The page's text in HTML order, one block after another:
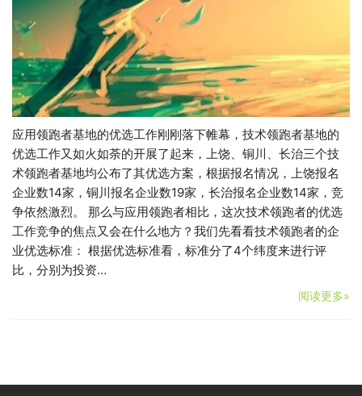
应用领跑者基地的优选工作刚刚落下帷幕，技术领跑者基地的
优选工作又如火如荼的开展了起来，上饶、铜川、长治三个技
术领跑者基地均公布了其优选方案，根据报名情况，上饶报名
企业数14家，铜川报名企业数19家，长治报名企业数14家，竞
争依然激烈。 那么与应用领跑者相比，这次技术领跑者的优选
工作竞争的焦点又会在什么地方？我们先看看技术领跑者的企
业优选标准： 根据优选标准看，标准分了4个纬度来进行评
比，分别为投资…
阅读更多»